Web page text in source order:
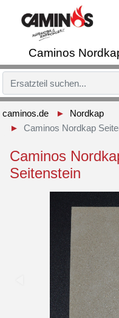
Caminos
caminos.de
Nordkap
Caminos Nordkap
Caminos
Seitenstein